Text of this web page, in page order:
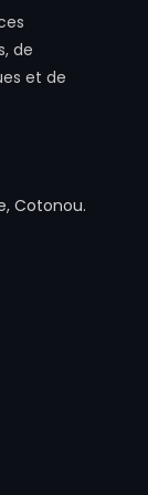
de
et de
Cotonou.